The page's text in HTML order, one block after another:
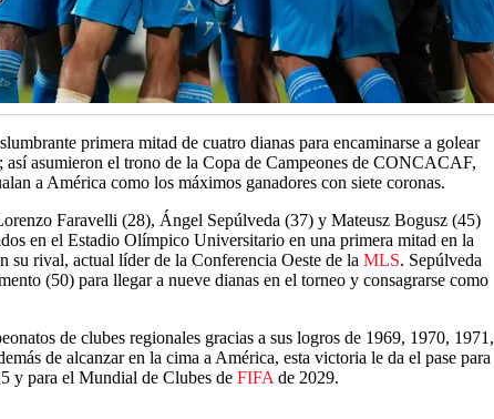
primera mitad de cuatro dianas para encaminarse a golear
así asumieron el trono de la Copa de Campeones de CONCACAF,
a América como los máximos ganadores con siete coronas.
Faravelli (28), Ángel Sepúlveda (37) y Mateusz Bogusz (45)
en el Estadio Olímpico Universitario en una primera mitad en la
su rival, actual líder de la Conferencia Oeste de la MLS. Sepúlveda
(50) para llegar a nueve dianas en el torneo y consagrarse como
de clubes regionales gracias a sus logros de 1969, 1970, 1971,
de alcanzar en la cima a América, esta victoria le da el pase para
y para el Mundial de Clubes de FIFA de 2029.